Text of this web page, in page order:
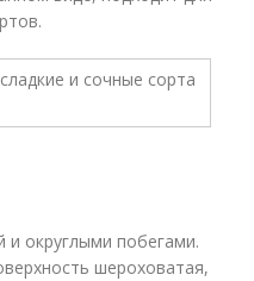
и округлыми побегами.
шероховатая,